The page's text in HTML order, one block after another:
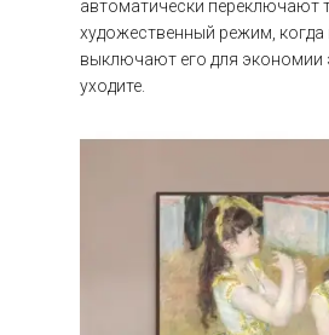
автоматически переключают
художественный режим, когда
выключают его для экономии
уходите.